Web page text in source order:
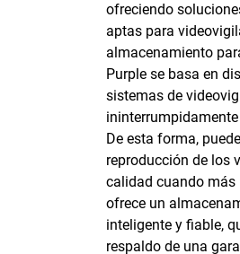
ofreciendo
aptas para
almacenamiento
Purple se basa en
sistemas de
De esta forma,
reproducción de los
calidad cuando más
ofrece un
inteligente y fiable,
respaldo de una